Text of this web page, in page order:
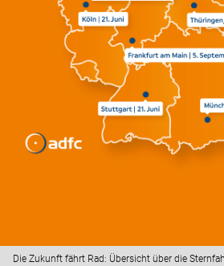
Die Zukunft fährt Rad: Übersicht über die